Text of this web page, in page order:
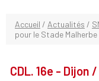
Accueil / Actualités /
pour le Stade Malherbe
CDL. 16e - Dijon